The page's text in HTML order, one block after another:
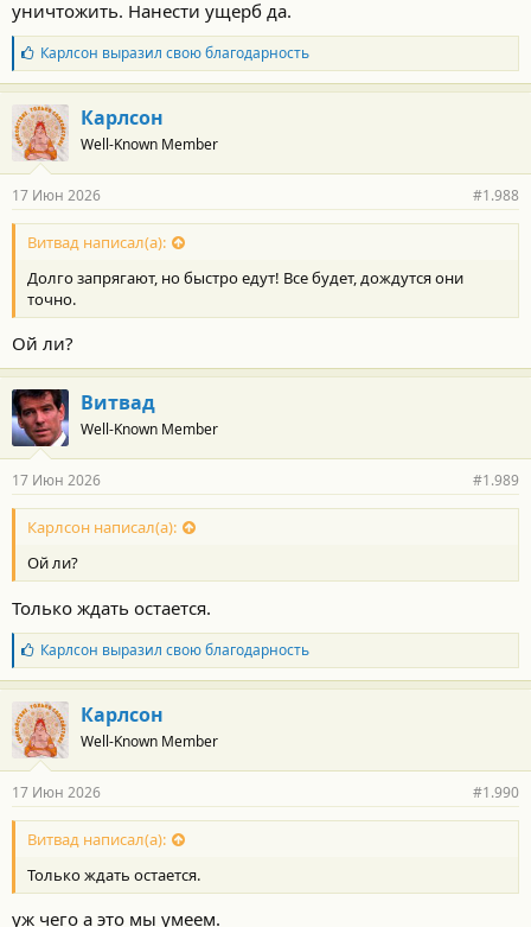
уничтожить. Нанести ущерб да.
Б
л
а
г
о
д
а
н
о
с
и
:
Карлсон выразил свою благодарность
Карлсон
Well-Known Member
17 Июн 2026 #1.988
Витвад написал(а):
Долго запрягают, но быстро едут! Все будет, дождутся они
точно.
Ой ли?
Витвад
Well-Known Member
17 Июн 2026 #1.989
Карлсон написал(а):
Ой ли?
Только ждать остается.
Б
л
а
г
о
д
а
н
о
с
и
:
Карлсон выразил свою благодарность
Карлсон
Well-Known Member
17 Июн 2026 #1.990
Витвад написал(а):
Только ждать остается.
уж чего а это мы умеем.